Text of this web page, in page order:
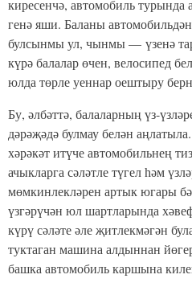
киресенчә, автомобиль турында
генә яши. Баланы
булсынмы ул, чынмы — үзенә
күрә балалар өчен, велосипед
юлда төрле уеннар оештыру
Бу, әлбәттә, балаларның үз-
дәрәҗәдә булмау белән
хәрәкәт итүче автомобильнең
ачыкларга сәләтле түгел һәм
мөмкинлекләрен артык югары
үзгәрүчән юл шартларында
күрү сәләте әле җитлекмәгән
туктаган машина алдыннан
башка автомобиль каршына